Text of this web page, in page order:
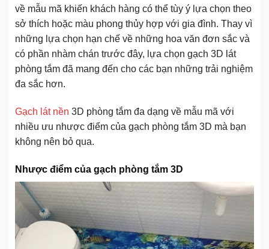
về mẫu mã khiến khách hàng có thể tùy ý lựa chọn theo
sở thích hoặc màu phong thủy hợp với gia đình. Thay vì
những lựa chọn hạn chế về những hoa văn đơn sắc và
có phần nhàm chán trước đây, lựa chọn gạch 3D lát
phòng tắm đã mang đến cho các bạn những trải nghiệm
đa sắc hơn.
Gạch lát nền 3D phòng tắm đa dạng về mẫu mã với
nhiều ưu nhược điểm của gạch phòng tắm 3D mà bạn
không nên bỏ qua.
Nhược điểm của gạch phòng tắm 3D